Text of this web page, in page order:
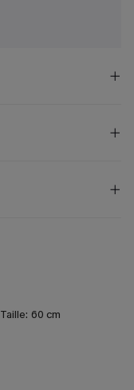
Taille: 60 cm